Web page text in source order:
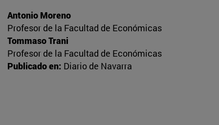
Antonio Moreno
Profesor de la Facultad de Económicas
Tommaso Trani
Profesor de la Facultad de Económicas
Publicado en: Diario de Navarra